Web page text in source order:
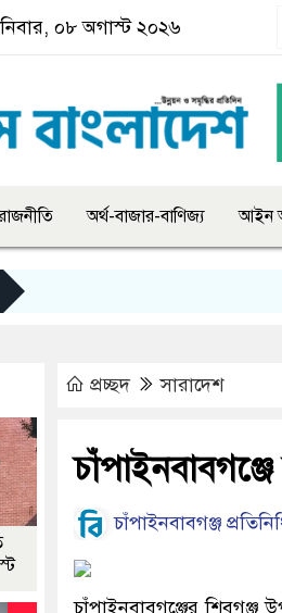
০৮ অগাস্ট ২০২৬
অর্থ-বাজার-বাণিজ্য আইন
প্রচ্ছদ সারাদেশ
চাঁপাইনবাবগঞ্জ
চাঁপাইনবাবগঞ্জের শিবগঞ্জ